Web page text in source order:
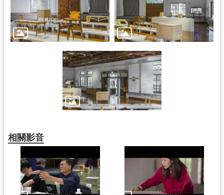
相關影音